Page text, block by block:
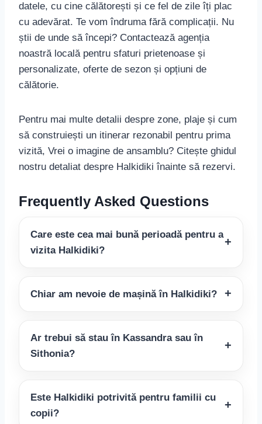
datele, cu cine călătorești și ce fel de zile îți plac
cu adevărat. Te vom îndruma fără complicații. Nu
știi de unde să începi? Contactează agenția
noastră locală pentru sfaturi prietenoase și
personalizate, oferte de sezon și opțiuni de
călătorie.
Pentru mai multe detalii despre zone, plaje și cum
să construiești un itinerar rezonabil pentru prima
vizită, Vrei o imagine de ansamblu? Citește ghidul
nostru detaliat despre Halkidiki înainte să rezervi.
Frequently Asked Questions
Care este cea mai bună perioadă pentru a
vizita Halkidiki?
Chiar am nevoie de mașină în Halkidiki?
Ar trebui să stau în Kassandra sau în
Sithonia?
Este Halkidiki potrivită pentru familii cu
copii?